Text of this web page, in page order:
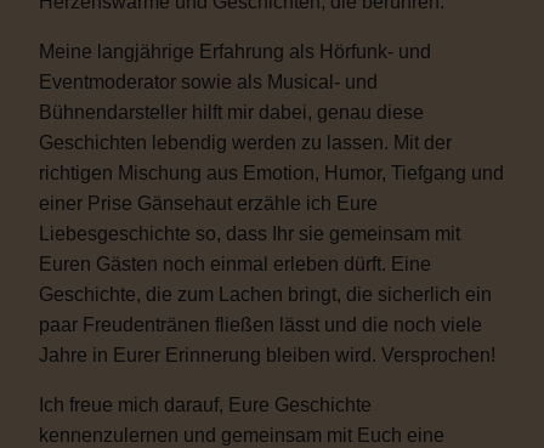
Meine langjährige Erfahrung als Hörfunk- und
Eventmoderator sowie als Musical- und
Bühnendarsteller hilft mir dabei, genau diese
Geschichten lebendig werden zu lassen. Mit der
richtigen Mischung aus Emotion, Humor, Tiefgang und
einer Prise Gänsehaut erzähle ich Eure
Liebesgeschichte so, dass Ihr sie gemeinsam mit
Euren Gästen noch einmal erleben dürft. Eine
Geschichte, die zum Lachen bringt, die sicherlich ein
paar Freudentränen fließen lässt und die noch viele
Jahre in Eurer Erinnerung bleiben wird. Versprochen!
Ich freue mich darauf, Eure Geschichte
kennenzulernen und gemeinsam mit Euch eine